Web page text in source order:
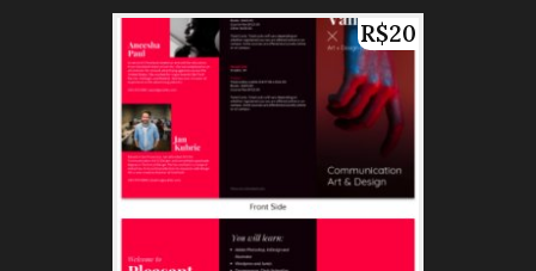
R$20